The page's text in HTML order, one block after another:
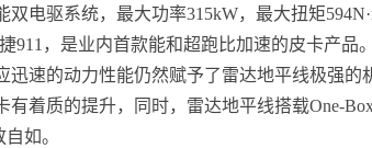
电驱系统，最大功率315kW，最大扭矩
911，是业内首款能和超跑比加速的皮卡产品
迅速的动力性能仍然赋予了雷达地平线极强的
着质的提升，同时，雷达地平线搭载One-
如。